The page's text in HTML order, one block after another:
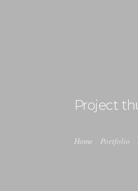
Project
Home Portfolio